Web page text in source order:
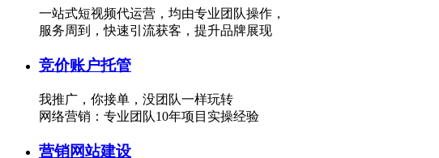
一站式短视频代运营，均由专业团队操作，
服务周到，快速引流获客，提升品牌展现
竞价账户托管
我推广，你接单，没团队一样玩转
网络营销：专业团队10年项目实操经验
营销网站建设